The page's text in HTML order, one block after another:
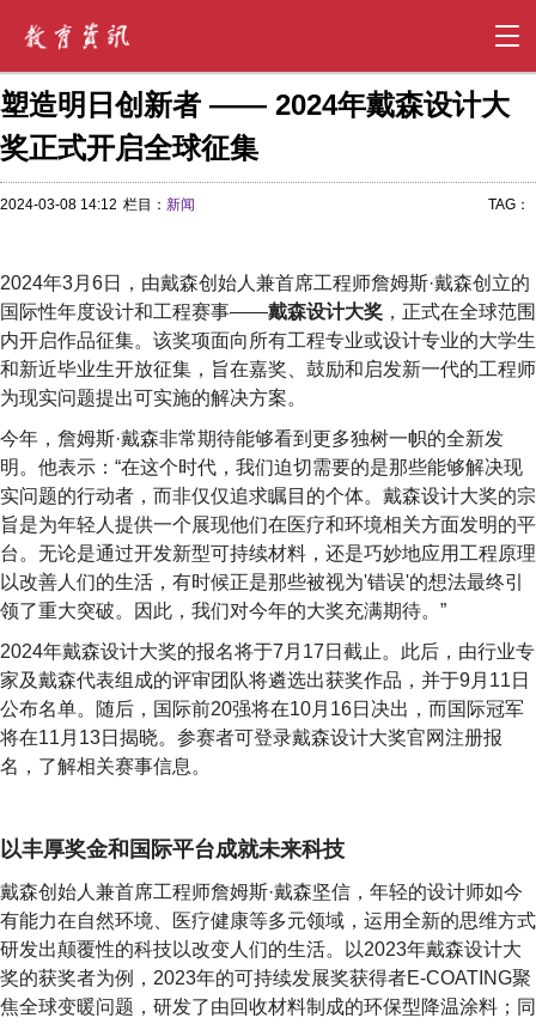
塑造明日创新者 —— 2024年戴森设计大
奖正式开启全球征集
2024-03-08 14:12 栏目： 新闻 TAG：
2024年3月6日，由戴森创始人兼首席工程师詹姆斯·戴森创立的
国际性年度设计和工程赛事——戴森设计大奖 ，正式在全球范围
内开启作品征集。该奖项面向所有工程专业或设计专业的大学生
和新近毕业生开放征集，旨在嘉奖、鼓励和启发新一代的工程师
为现实问题提出可实施的解决方案。
今年，詹姆斯·戴森非常期待能够看到更多独树一帜的全新发
明。他表示：“在这个时代，我们迫切需要的是那些能够解决现
实问题的行动者，而非仅仅追求瞩目的个体。戴森设计大奖的宗
旨是为年轻人提供一个展现他们在医疗和环境相关方面发明的平
台。无论是通过开发新型可持续材料，还是巧妙地应用工程原理
以改善人们的生活，有时候正是那些被视为'错误'的想法最终引
领了重大突破。因此，我们对今年的大奖充满期待。”
2024年戴森设计大奖的报名将于7月17日截止。此后，由行业专
家及戴森代表组成的评审团队将遴选出获奖作品，并于9月11日
公布名单。随后，国际前20强将在10月16日决出，而国际冠军
将在11月13日揭晓。参赛者可登录戴森设计大奖官网注册报
名，了解相关赛事信息。
以丰厚奖金和国际平台成就未来科技
戴森创始人兼首席工程师詹姆斯·戴森坚信，年轻的设计师如今
有能力在自然环境、医疗健康等多元领域，运用全新的思维方式
研发出颠覆性的科技以改变人们的生活。以2023年戴森设计大
奖的获奖者为例，2023年的可持续发展奖获得者E-COATING聚
焦全球变暖问题，研发了由回收材料制成的环保型降温涂料；同